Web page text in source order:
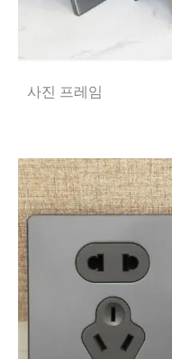
사진 프레임